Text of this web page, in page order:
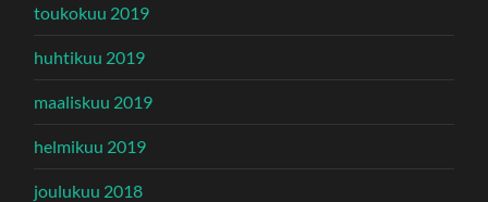
toukokuu 2019
huhtikuu 2019
maaliskuu 2019
helmikuu 2019
joulukuu 2018